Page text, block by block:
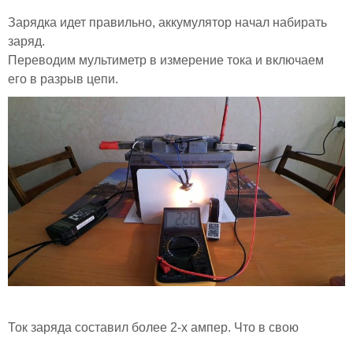
Зарядка идет правильно, аккумулятор начал набирать
заряд.
Переводим мультиметр в измерение тока и включаем
его в разрыв цепи.
Ток заряда составил более 2-х ампер. Что в свою